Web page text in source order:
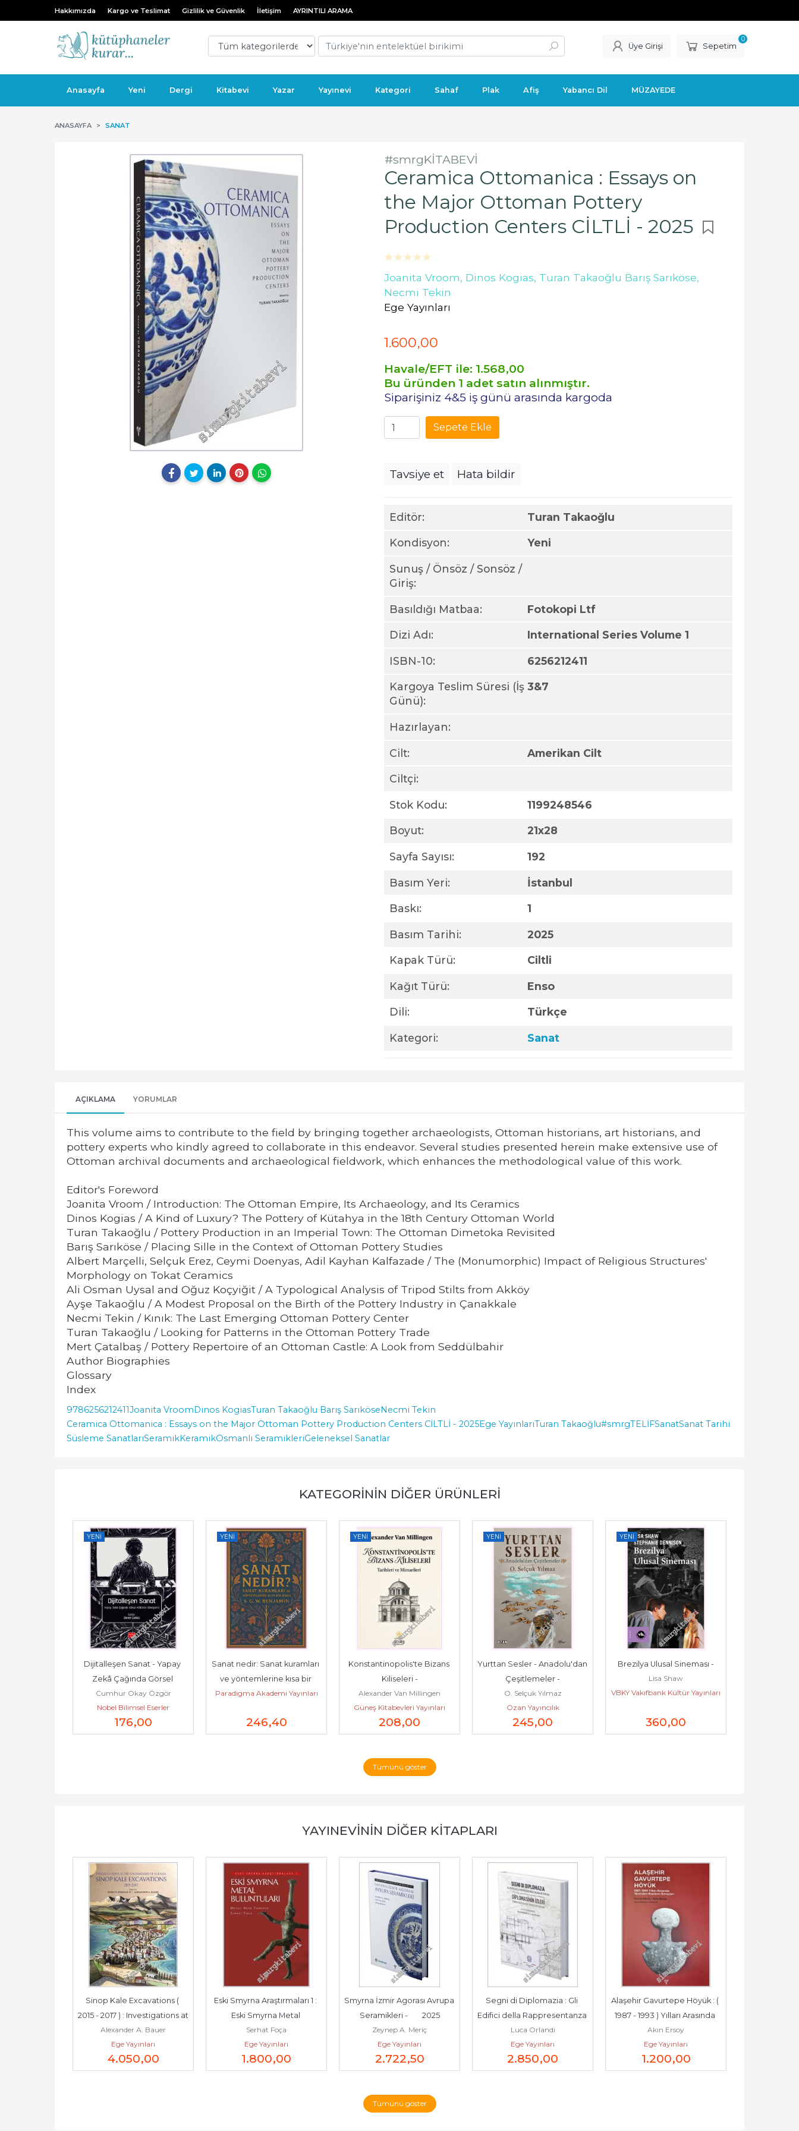
Hakkımızda Kargo ve Teslimat Gizlilik ve Güvenlik İletişim AYRINTILI ARAMA
Üye Girişi Sepetim
0
Anasayfa Yeni Dergi Kitabevi Yazar Yayınevi Kategori Sahaf Plak Afiş Yabancı Dil MÜZAYEDE
ANASAYFA SANAT
#smrgKİTABEVİ
Ceramica Ottomanica : Essays on
the Major Ottoman Pottery
Production Centers CİLTLİ - 2025
Joanita Vroom, Dinos Kogias, Turan Takaoğlu Barış Sarıköse,
Necmi Tekin
Ege Yayınları
Editör: Turan Takaoğlu
Kondisyon: Yeni
Sunuş / Önsöz / Sonsöz /
Giriş:
Basıldığı Matbaa: Fotokopi Ltf
Dizi Adı: International Series Volume 1
ISBN-10: 6256212411
Kargoya Teslim Süresi (İş
Günü):
3&7
Hazırlayan:
Cilt: Amerikan Cilt
Ciltçi:
Stok Kodu: 1199248546
Boyut: 21x28
Sayfa Sayısı: 192
Basım Yeri: İstanbul
Baskı: 1
Basım Tarihi: 2025
Kapak Türü: Ciltli
Kağıt Türü: Enso
Dili: Türkçe
Kategori: Sanat
1.600,00
Havale/EFT ile: 1.568,00
Bu üründen 1 adet satın alınmıştır.
Siparişiniz 4&5 iş günü arasında kargoda
Sepete Ekle
Tavsiye et Hata bildir
AÇIKLAMA YORUMLAR
This volume aims to contribute to the field by bringing together archaeologists, Ottoman historians, art historians, and
pottery experts who kindly agreed to collaborate in this endeavor. Several studies presented herein make extensive use of
Ottoman archival documents and archaeological fieldwork, which enhances the methodological value of this work.
Editor's Foreword
Joanita Vroom / Introduction: The Ottoman Empire, Its Archaeology, and Its Ceramics
Dinos Kogias / A Kind of Luxury? The Pottery of Kütahya in the 18th Century Ottoman World
Turan Takaoğlu / Pottery Production in an Imperial Town: The Ottoman Dimetoka Revisited
Barış Sarıköse / Placing Sille in the Context of Ottoman Pottery Studies
Albert Marçelli, Selçuk Erez, Ceymi Doenyas, Adil Kayhan Kalfazade / The (Monumorphic) Impact of Religious Structures'
Morphology on Tokat Ceramics
Ali Osman Uysal and Oğuz Koçyiğit / A Typological Analysis of Tripod Stilts from Akköy
Ayşe Takaoğlu / A Modest Proposal on the Birth of the Pottery Industry in Çanakkale
Necmi Tekin / Kınık: The Last Emerging Ottoman Pottery Center
Turan Takaoğlu / Looking for Patterns in the Ottoman Pottery Trade
Mert Çatalbaş / Pottery Repertoire of an Ottoman Castle: A Look from Seddülbahir
Author Biographies
Glossary
Index
9786256212411Joanita VroomDinos KogiasTuran Takaoğlu Barış SarıköseNecmi Tekin
Ceramica Ottomanica : Essays on the Major Ottoman Pottery Production Centers CİLTLİ - 2025Ege YayınlarıTuran Takaoğlu#smrgTELİFSanatSanat Tarihi
Süsleme SanatlarıSeramikKeramikOsmanlı SeramikleriGeleneksel Sanatlar
KATEGORININ DIĞER ÜRÜNLERI
YENI
Dijitalleşen Sanat - Yapay
Zekâ Çağında Görsel
Kültürün Dönüşümü -...
Cumhur Okay Özgör
Nobel Bilimsel Eserler
176,00
YENI
Sanat nedir: Sanat kuramları
ve yöntemlerine kısa bir
bakış -
Paradigma Akademi Yayınları
246,40
YENI
Konstantinopolis'te Bizans
Kiliseleri -
Alexander Van Millingen
Güneş Kitabevleri Yayınları
208,00
YENI
Yurttan Sesler - Anadolu'dan
Çeşitlemeler -
O. Selçuk Yılmaz
Ozan Yayıncılık
245,00
YENI
Brezilya Ulusal Sineması -
Lisa Shaw
VBKY Vakıfbank Kültür Yayınları
360,00
Tümünü göster
YAYINEVININ DIĞER KITAPLARI
Sinop Kale Excavations (
2015 - 2017 ) : Investigations at
the...
Alexander A. Bauer
Ege Yayınları
4.050,00
Eski Smyrna Araştırmaları 1 :
Eski Smyrna Metal
Buluntuları -        2025
Serhat Foça
Ege Yayınları
1.800,00
Smyrna İzmir Agorası Avrupa
Seramikleri -        2025
Zeynep A. Meriç
Ege Yayınları
2.722,50
Segni di Diplomazia : Gli
Edifici della Rappresentanza
Italiana in...
Luca Orlandi
Ege Yayınları
2.850,00
Alaşehir Gavurtepe Höyük : (
1987 - 1993 ) Yılları Arasında
Yürütülen...
Akın Ersoy
Ege Yayınları
1.200,00
Tümünü göster